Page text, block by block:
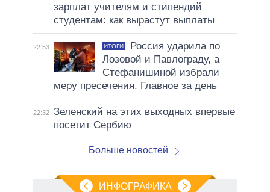
зарплат учителям и стипендий
студентам: как вырастут выплаты
22:53 ИТОГИ
Россия ударила по
Лозовой и Павлограду, а
Стефанишиной избрали
меру пресечения. Главное за день
22:32 Зеленский на этих выходных впервые
посетит Сербию
Больше новостей
ИНФОГРАФИКА